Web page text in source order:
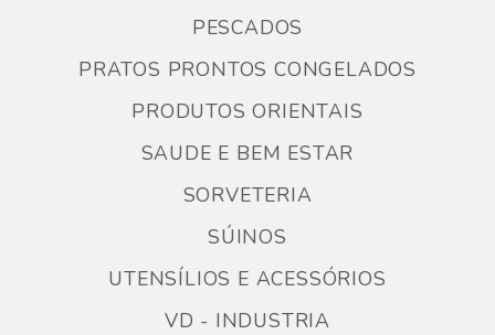
PESCADOS
PRATOS PRONTOS CONGELADOS
PRODUTOS ORIENTAIS
SAUDE E BEM ESTAR
SORVETERIA
SÚINOS
UTENSÍLIOS E ACESSÓRIOS
VD - INDUSTRIA